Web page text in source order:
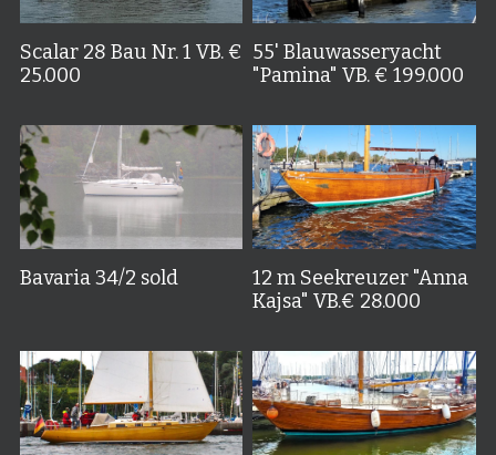
Scalar 28 Bau Nr. 1 VB. €
25.000
55' Blauwasseryacht
"Pamina" VB. € 199.000
Bavaria 34/2 sold
12 m Seekreuzer "Anna
Kajsa" VB.€ 28.000